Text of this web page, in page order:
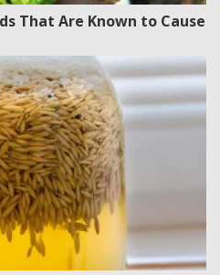
That Are Known to Cause